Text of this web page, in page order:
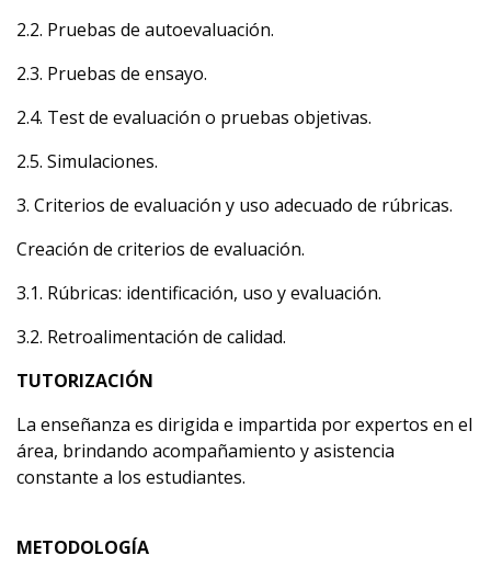
2.2. Pruebas de autoevaluación.
2.3. Pruebas de ensayo.
2.4. Test de evaluación o pruebas objetivas.
2.5. Simulaciones.
3. Criterios de evaluación y uso adecuado de rúbricas.
Creación de criterios de evaluación.
3.1. Rúbricas: identificación, uso y evaluación.
3.2. Retroalimentación de calidad.
TUTORIZACIÓN
La enseñanza es dirigida e impartida por expertos en el
área, brindando acompañamiento y asistencia
constante a los estudiantes.
METODOLOGÍA